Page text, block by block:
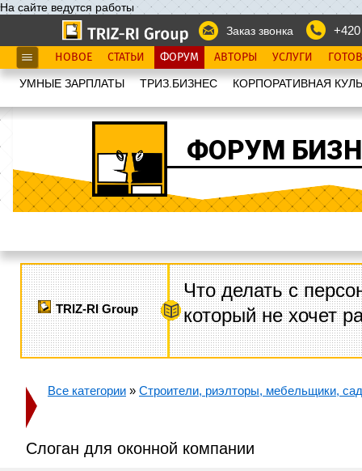
На сайте ведутся работы
Заказ звонка
НОВОЕ СТАТЬИ ФОРУМ АВТОРЫ УСЛУГИ
УМНЫЕ ЗАРПЛАТЫ ТРИЗ.БИЗНЕС КОРПОРАТИВНАЯ
ФОРУМ
TRIZ-RI Group
Что делать с
который не хочет
Все категории » Строители, риэлторы, мебельщики,
Слоган для оконной компании